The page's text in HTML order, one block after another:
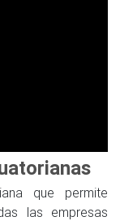
que permite
las empresas